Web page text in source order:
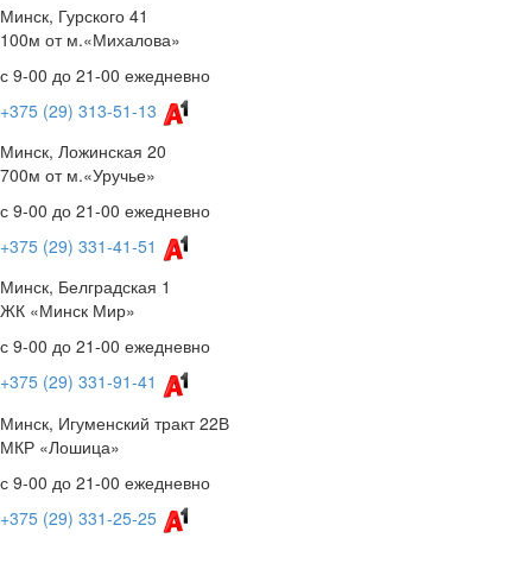
Минск, Гурского 41
100м от м.«Михалова»
с 9-00 до 21-00 ежедневно
+375 (29) 313-51-13
Минск, Ложинская 20
700м от м.«Уручье»
с 9-00 до 21-00 ежедневно
+375 (29) 331-41-51
Минск, Белградская 1
ЖК «Минск Мир»
с 9-00 до 21-00 ежедневно
+375 (29) 331-91-41
Минск, Игуменский тракт 22В
МКР «Лошица»
с 9-00 до 21-00 ежедневно
+375 (29) 331-25-25